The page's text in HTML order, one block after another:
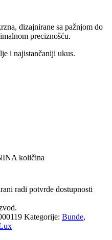
dizajnirane sa pažnjom do
preciznošću.
i najistančaniji ukus.
količina
radi potvrde dostupnosti
Kategorije: Bunde,